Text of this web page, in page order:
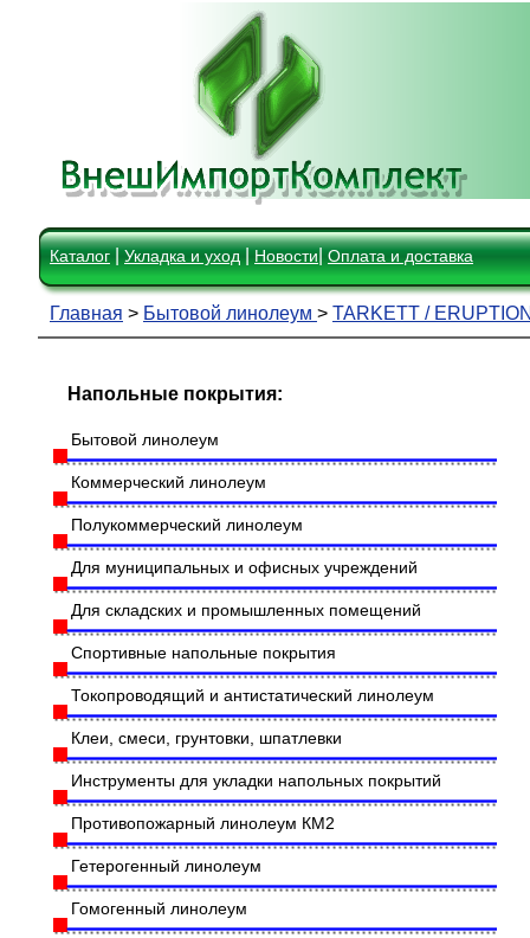
Каталог Укладка и уход Новости Оплата и доставка
Главная > Бытовой линолеум > TARKETT /
Напольные покрытия:
Бытовой линолеум
Коммерческий линолеум
Полукоммерческий линолеум
Для муниципальных и офисных учреждений
Для складских и промышленных помещений
Спортивные напольные покрытия
Токопроводящий и антистатический линолеум
Клеи, смеси, грунтовки, шпатлевки
Инструменты для укладки напольных покрытий
Противопожарный линолеум КМ2
Гетерогенный линолеум
Гомогенный линолеум